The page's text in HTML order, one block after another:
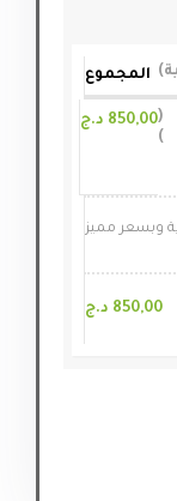
المجموع
850,00 د.ج
850,00 د.ج